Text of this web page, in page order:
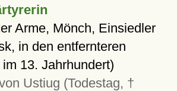
Arme, Mönch, Einsiedler
in den entfernteren
13. Jahrhundert)
Ustiug (Todestag, †